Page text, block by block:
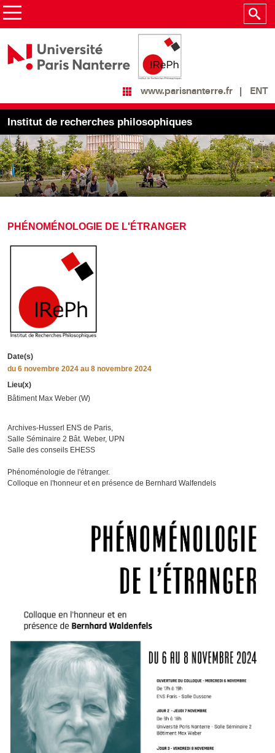
www.parisnanterre.fr ENT
Institut de recherches philosophiques
PHÉNOMÉNOLOGIE DE L'ÉTRANGER
Date(s)
du 6 novembre 2024 au 8 novembre 2024
Lieu(x)
Bâtiment Max Weber (W)
Archives-Husserl ENS de Paris,
Salle Séminaire 2 Bât. Weber, UPN
Salle des conseils EHESS
Phénoménologie de l'étranger.
Colloque en l'honneur et en présence de Bernhard Walfendels